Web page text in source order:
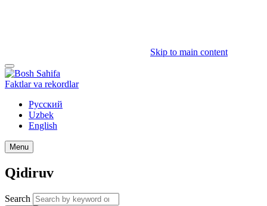
Skip to main content
Faktlar va rekordlar
Русский
Uzbek
English
Menu
Qidiruv
Search